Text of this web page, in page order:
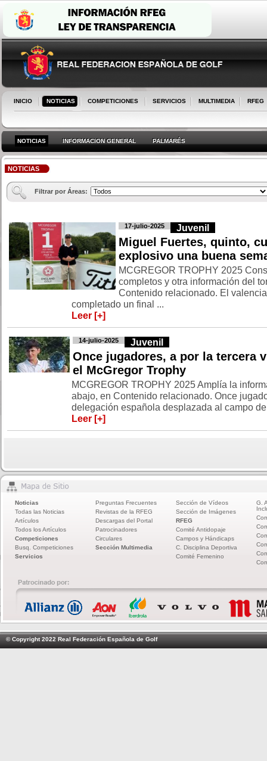
INICIO NOTICIAS COMPETICIONES SERVICIOS MULTIMEDIA RFEG
NOTICIAS INFORMACION GENERAL PALMARÉS
NOTICIAS
Filtrar por Áreas:
17-julio-2025 Juvenil
Miguel Fuertes, quinto,
explosivo una buena
MCGREGOR TROPHY 2025
completos y otra información del
Contenido relacionado. El
completado un final ...
Leer [+]
14-julio-2025 Juvenil
Once jugadores, a por la tercera
el McGregor Trophy
MCGREGOR TROPHY 2025 Amplía la
abajo, en Contenido relacionado. Once
delegación española desplazada al campo
Leer [+]
Noticias
Todas las Noticias
Artículos
Todos los Artículos
Competiciones
Busq. Competiciones
Servicios
Preguntas Frecuentes
Revistas de la RFEG
Descargas del Portal
Patrocinadores
Circulares
Sección Multimedia
Sección de Vídeos
Sección de Imágenes
RFEG
Comité Antidopaje
Campos y Hándicaps
C. Disciplina Deportiva
Comité Femenino
G.
© Copyright 2022 Real Federación Española de Golf